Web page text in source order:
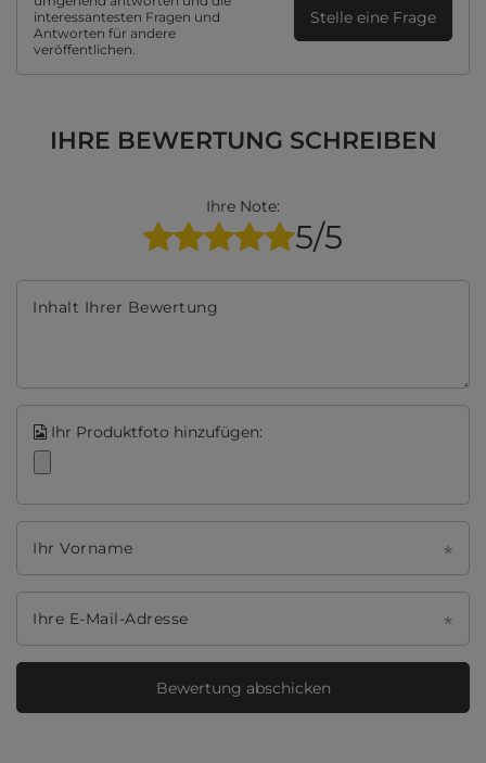
interessantesten Fragen und
Antworten für andere
veröffentlichen.
Stelle eine Frage
IHRE BEWERTUNG SCHREIBEN
Ihre Note:
5/5
Inhalt Ihrer Bewertung
Ihr Produktfoto hinzufügen:
Ihr Vorname
Ihre E-Mail-Adresse
Bewertung abschicken